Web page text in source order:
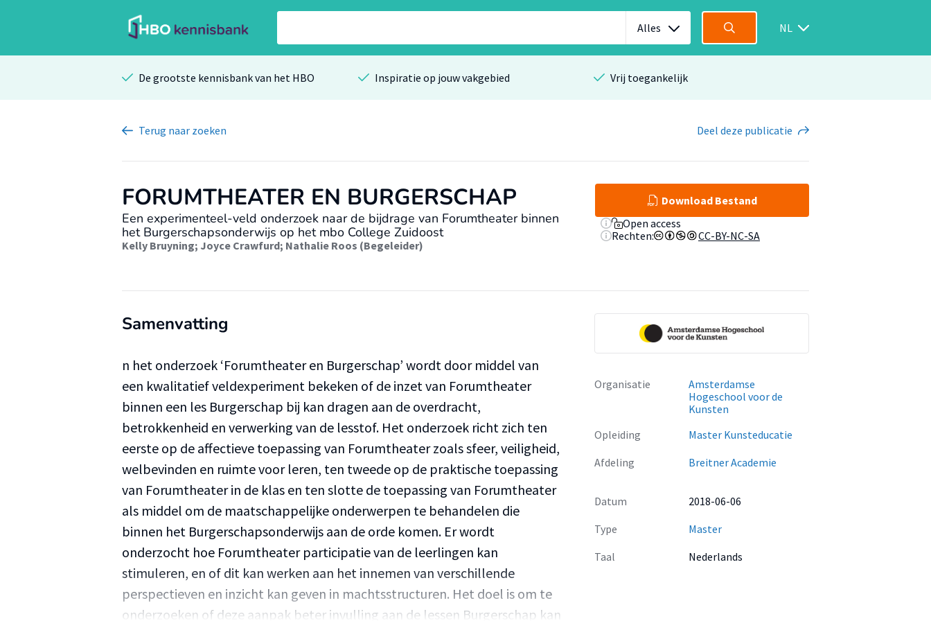
Alles NL
De grootste kennisbank van het HBO Inspiratie op jouw vakgebied Vrij toegankelijk
Terug naar zoeken Deel deze publicatie
FORUMTHEATER EN BURGERSCHAP
Een experimenteel-veld onderzoek naar de bijdrage van Forumtheater binnen
het Burgerschapsonderwijs op het mbo College Zuidoost
Kelly Bruyning; Joyce Crawfurd; Nathalie Roos (Begeleider)
Download Bestand
Open access
Rechten:
CC-BY-NC-SA
Samenvatting
n het onderzoek ‘Forumtheater en Burgerschap’ wordt door middel van
een kwalitatief veldexperiment bekeken of de inzet van Forumtheater
binnen een les Burgerschap bij kan dragen aan de overdracht,
betrokkenheid en verwerking van de lesstof. Het onderzoek richt zich ten
eerste op de affectieve toepassing van Forumtheater zoals sfeer, veiligheid,
welbevinden en ruimte voor leren, ten tweede op de praktische toepassing
van Forumtheater in de klas en ten slotte de toepassing van Forumtheater
als middel om de maatschappelijke onderwerpen te behandelen die
binnen het Burgerschapsonderwijs aan de orde komen. Er wordt
onderzocht hoe Forumtheater participatie van de leerlingen kan
stimuleren, en of dit kan werken aan het innemen van verschillende
perspectieven en inzicht kan geven in machtsstructuren. Het doel is om te
onderzoeken of deze aanpak beter invulling aan de lessen Burgerschap kan
Organisatie
Amsterdamse
Hogeschool voor de
Kunsten
Opleiding
Master Kunsteducatie
Afdeling
Breitner Academie
Datum
2018-06-06
Type
Master
Taal
Nederlands